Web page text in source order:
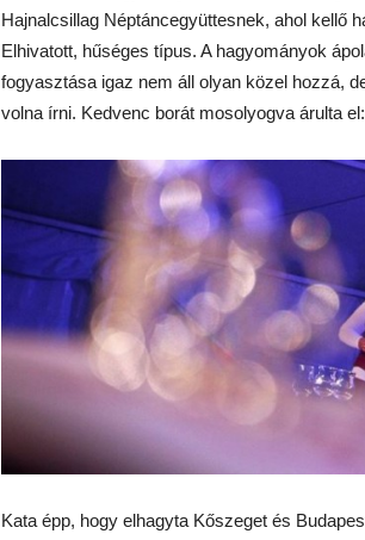
Hajnalcsillag Néptáncegyüttesnek, ahol kellő
Elhivatott, hűséges típus. A hagyományok
fogyasztása igaz nem áll olyan közel hozzá,
volna írni. Kedvenc borát mosolyogva árulta
Kata épp, hogy elhagyta Kőszeget és